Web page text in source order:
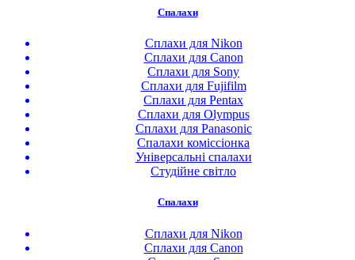
Спалахи
Сплахи для Nikon
Сплахи для Canon
Сплахи для Sony
Сплахи для Fujifilm
Сплахи для Pentax
Сплахи для Olympus
Сплахи для Panasonic
Спалахи коміссіонка
Універсальні спалахи
Студійне світло
Спалахи
Сплахи для Nikon
Сплахи для Canon